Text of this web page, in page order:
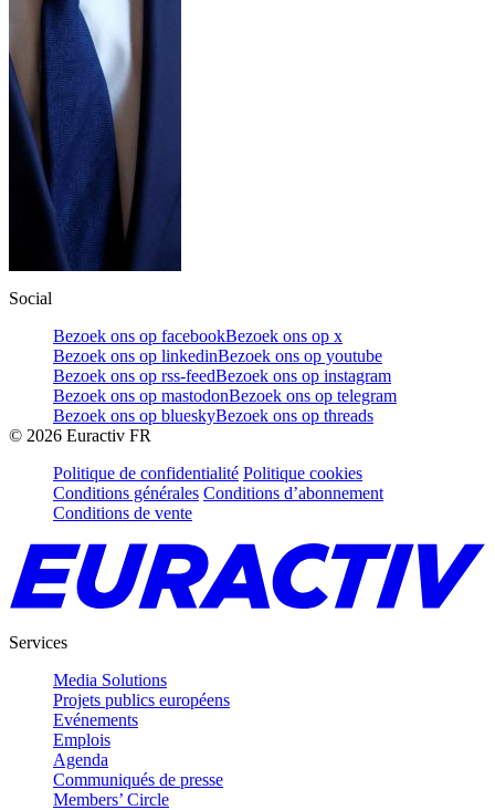
Social
Bezoek ons op facebookBezoek ons op x
Bezoek ons op linkedinBezoek ons op youtube
Bezoek ons op rss-feedBezoek ons op instagram
Bezoek ons op mastodonBezoek ons op telegram
Bezoek ons op blueskyBezoek ons op threads
© 2026 Euractiv FR
Politique de confidentialité Politique cookies
Conditions générales Conditions d’abonnement
Conditions de vente
Services
Media Solutions
Projets publics européens
Evénements
Emplois
Agenda
Communiqués de presse
Members’ Circle